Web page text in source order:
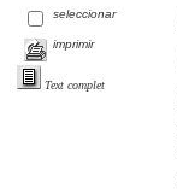
seleccionar
imprimir
Text complet